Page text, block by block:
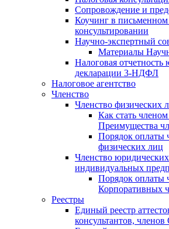
Cопровождение и
Коучинг в
консультировании
Научно-экспертный
Материалы
Налоговая
декларации 3-НДФЛ
Налоговое агентство
Членство
Членство физических
Как стать
Преимущества
Порядок оплаты
физических лиц
Членство
индивидуальных
Порядок оплаты
Корпоративных
Реестры
Единый реестр
консультантов,